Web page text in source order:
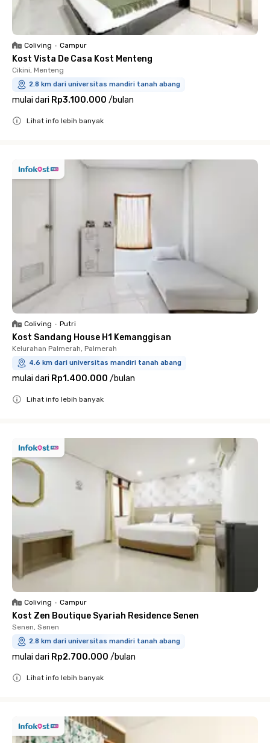
Coliving • Campur
Kost Vista De Casa Kost Menteng
Cikini, Menteng
2.8 km dari universitas mandiri tanah abang
mulai dari Rp3.100.000 /bulan
Lihat info lebih banyak
Coliving • Putri
Kost Sandang House H1 Kemanggisan
Kelurahan Palmerah, Palmerah
4.6 km dari universitas mandiri tanah abang
mulai dari Rp1.400.000 /bulan
Lihat info lebih banyak
Coliving • Campur
Kost Zen Boutique Syariah Residence Senen
Senen, Senen
2.8 km dari universitas mandiri tanah abang
mulai dari Rp2.700.000 /bulan
Lihat info lebih banyak